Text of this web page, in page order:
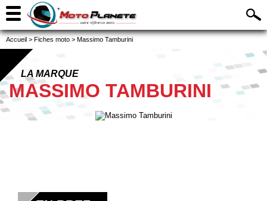
Accueil > Fiches moto > Massimo Tamburini
LA MARQUE
MASSIMO TAMBURINI